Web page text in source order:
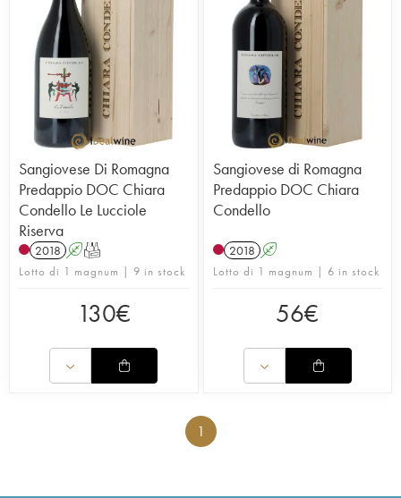
Sangiovese Di Romagna
Predappio DOC Chiara
Condello Le Lucciole
Riserva
2018 AT
Lotto di 1 magnum | 9 in stock
130€
Sangiovese di Romagna
Predappio DOC Chiara
Condello
2018 A
Lotto di 1 magnum | 6 in stock
56€
1